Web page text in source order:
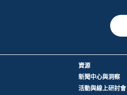
資源
新聞中心與洞察
活動與線上研討會